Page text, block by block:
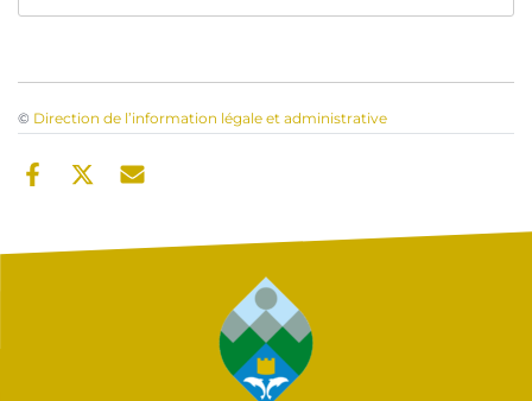
© Direction de l’information légale et administrative